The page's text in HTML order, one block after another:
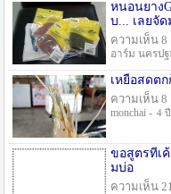
หนอนยาง
บ... เลยจั
ความเห็น 8
อาร์ม นครป
เหยื่อสดตก
ความเห็น 8
monchai - 4 ปี
ขอสูตรที่เ
มบ่อ
ความเห็น